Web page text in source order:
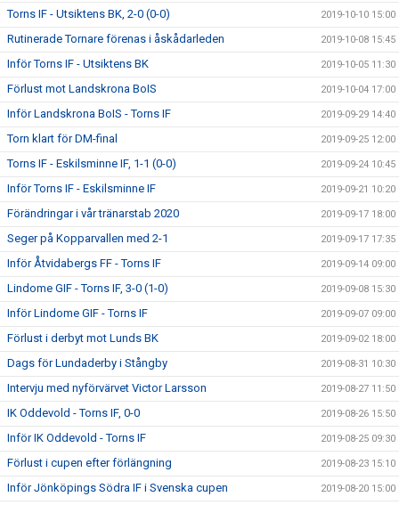
Torns IF - Utsiktens BK, 2-0 (0-0) 2019-10-10 15:00
Rutinerade Tornare förenas i åskådarleden 2019-10-08 15:45
Inför Torns IF - Utsiktens BK 2019-10-05 11:30
Förlust mot Landskrona BoIS 2019-10-04 17:00
Inför Landskrona BoIS - Torns IF 2019-09-29 14:40
Torn klart för DM-final 2019-09-25 12:00
Torns IF - Eskilsminne IF, 1-1 (0-0) 2019-09-24 10:45
Inför Torns IF - Eskilsminne IF 2019-09-21 10:20
Förändringar i vår tränarstab 2020 2019-09-17 18:00
Seger på Kopparvallen med 2-1 2019-09-17 17:35
Inför Åtvidabergs FF - Torns IF 2019-09-14 09:00
Lindome GIF - Torns IF, 3-0 (1-0) 2019-09-08 15:30
Inför Lindome GIF - Torns IF 2019-09-07 09:00
Förlust i derbyt mot Lunds BK 2019-09-02 18:00
Dags för Lundaderby i Stångby 2019-08-31 10:30
Intervju med nyförvärvet Victor Larsson 2019-08-27 11:50
IK Oddevold - Torns IF, 0-0 2019-08-26 15:50
Inför IK Oddevold - Torns IF 2019-08-25 09:30
Förlust i cupen efter förlängning 2019-08-23 15:10
Inför Jönköpings Södra IF i Svenska cupen 2019-08-20 15:00